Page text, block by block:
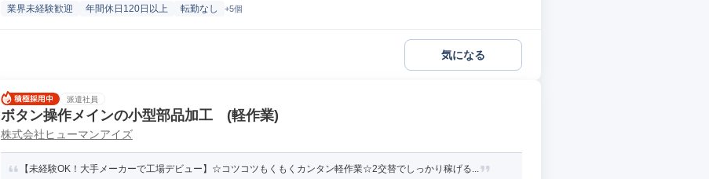
業界未経験歓迎 年間休日120日以上 転勤なし +5個
気になる
派遣社員
ボタン操作メインの小型部品加工 (軽作業)
株式会社ヒューマンアイズ
【未経験OK！大手メーカーで工場デビュー】☆コツコツもくもくカンタン軽作業☆2交替でしっかり稼げる...